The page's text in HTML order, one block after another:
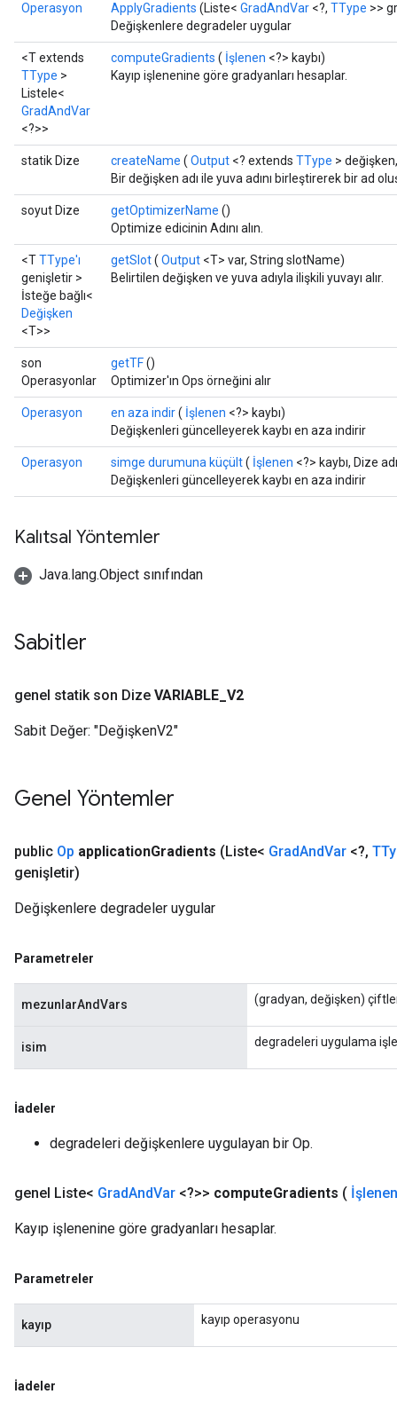
Operasyon ApplyGradients (Liste< GradAndVar <?, TType >>
Değişkenlere degradeler uygular
<T extends
TType >
Listele<
GradAndVar
<?>>
computeGradients ( İşlenen <?> kaybı)
Kayıp işlenenine göre gradyanları hesaplar.
statik Dize createName ( Output <? extends TType >
Bir değişken adı ile yuva adını birleştirerek bir ad
soyut Dize getOptimizerName ()
Optimize edicinin Adını alın.
<TTType'ı
genişletir >
İsteğe bağlı<
Değişken
<T>>
getSlot( Output <T> var, String slotName)
Belirtilen değişken ve yuva adıyla ilişkili yuvayı alır.
son
Operasyonlar
getTF()
Optimizer'ın Ops örneğini alır
Operasyon en aza indir( İşlenen <?> kaybı)
Değişkenleri güncelleyerek kaybı en aza indirir
Operasyon simge durumuna küçült( İşlenen <?> kaybı, Dize
Değişkenleri güncelleyerek kaybı en aza indirir
Kalıtsal Yöntemler
Java.lang.Object sınıfından
Sabitler
genel statik son Dize VARIABLE V2
Sabit Değer: "DeğişkenV2"
Genel Yöntemler
public Op applicationGradients (Liste< GradAndVar <?,
genişletir)
Değişkenlere degradeler uygular
Parametreler
mezunlarAndVars (gradyan, değişken)
isim degradeleri uygulama
İadeler
degradeleri değişkenlere uygulayan bir Op.
genel Liste< GradAndVar <?>> computeGradients ( İşlenen
Kayıp işlenenine göre gradyanları hesaplar.
Parametreler
kayıp kayıp operasyonu
İadeler